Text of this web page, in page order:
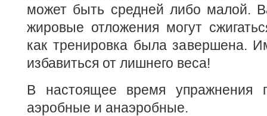
может быть средней либо малой.
жировые отложения могут
как тренировка была завершена.
избавиться от лишнего веса!
В настоящее время упражнения
аэробные и анаэробные.